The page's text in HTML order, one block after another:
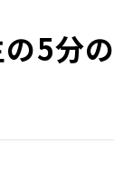
5分の